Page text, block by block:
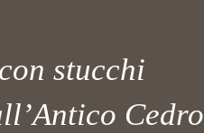
stucchi
Cedro